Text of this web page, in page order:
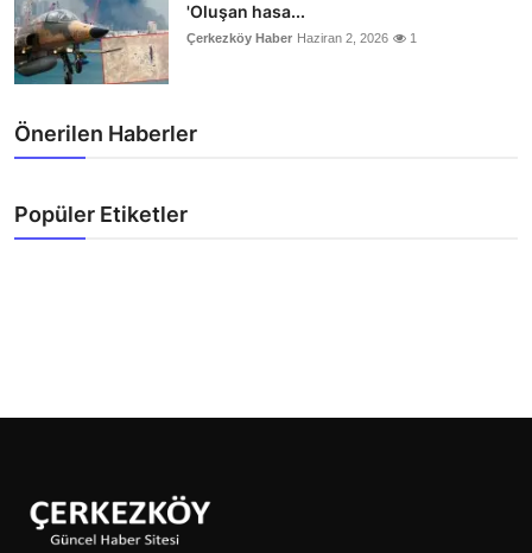
'Oluşan hasa...
Çerkezköy Haber Haziran 2, 2026 1
Önerilen Haberler
Popüler Etiketler